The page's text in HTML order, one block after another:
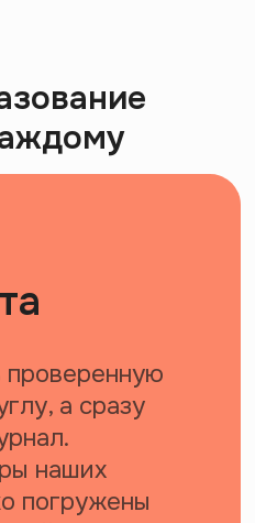
управляет